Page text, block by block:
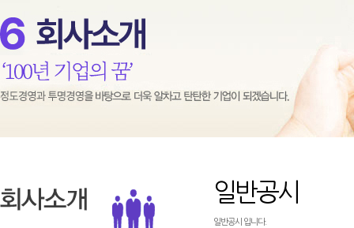
일반공시
일반공시 입니다.